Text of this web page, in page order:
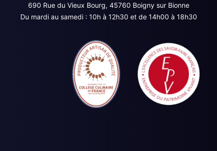
690 Rue du Vieux Bourg, 45760 Boigny sur Bionne
Du mardi au samedi : 10h à 12h30 et de 14h00 à 18h30